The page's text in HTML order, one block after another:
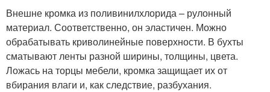
Внешне кромка из поливинилхлорида – рулонный
материал. Соответственно, он эластичен. Можно
обрабатывать криволинейные поверхности. В бухты
сматывают ленты разной ширины, толщины, цвета.
Ложась на торцы мебели, кромка защищает их от
вбирания влаги и, как следствие, разбухания.